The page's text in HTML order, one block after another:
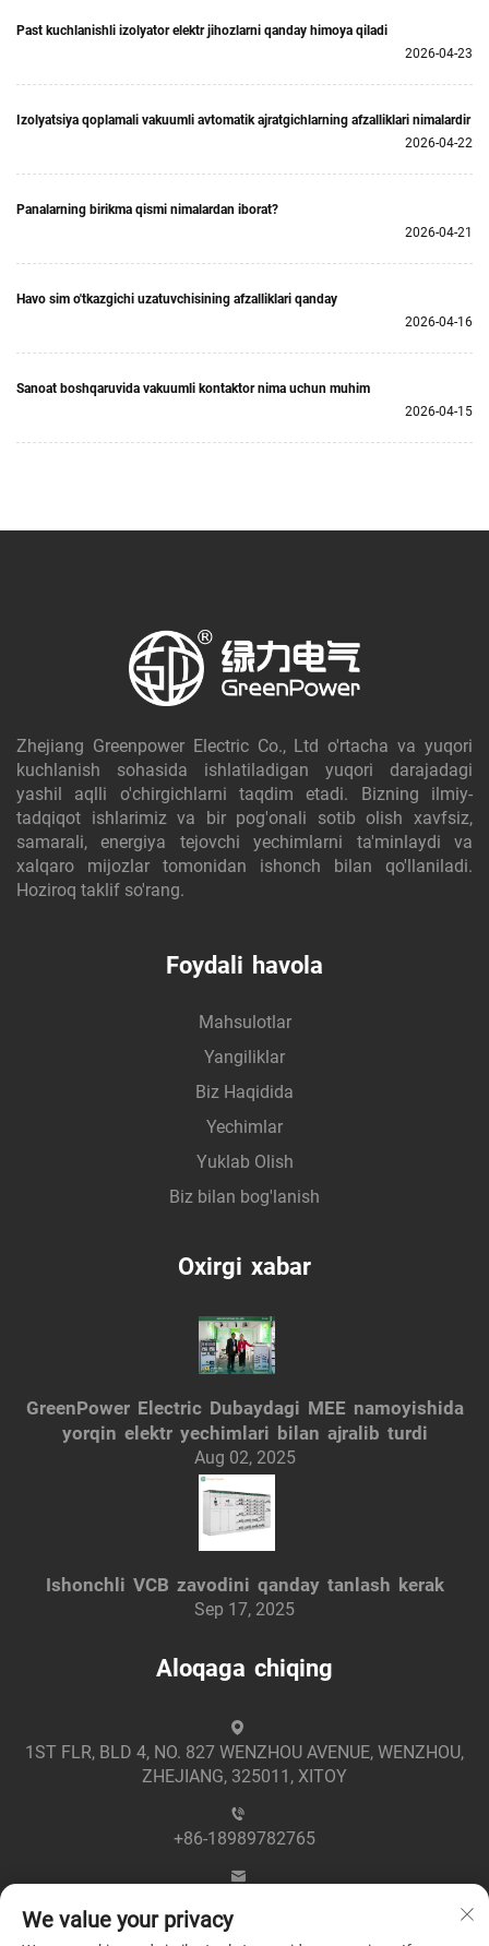
Past kuchlanishli izolyator elektr jihozlarni qanday himoya qiladi
2026-04-23
Izolyatsiya qoplamali vakuumli avtomatik ajratgichlarning afzalliklari nimalardir
2026-04-22
Panalarning birikma qismi nimalardan iborat?
2026-04-21
Havo sim o'tkazgichi uzatuvchisining afzalliklari qanday
2026-04-16
Sanoat boshqaruvida vakuumli kontaktor nima uchun muhim
2026-04-15
Zhejiang Greenpower Electric Co., Ltd o'rtacha va yuqori
kuchlanish sohasida ishlatiladigan yuqori darajadagi
yashil aqlli o'chirgichlarni taqdim etadi. Bizning ilmiy-
tadqiqot ishlarimiz va bir pog'onali sotib olish xavfsiz,
samarali, energiya tejovchi yechimlarni ta'minlaydi va
xalqaro mijozlar tomonidan ishonch bilan qo'llaniladi.
Hoziroq taklif so'rang.
Foydali havola
Mahsulotlar
Yangiliklar
Biz Haqidida
Yechimlar
Yuklab Olish
Biz bilan bog'lanish
Oxirgi xabar
GreenPower Electric Dubaydagi MEE namoyishida
yorqin elektr yechimlari bilan ajralib turdi
Aug 02, 2025
Ishonchli VCB zavodini qanday tanlash kerak
Sep 17, 2025
Aloqaga chiqing
1ST FLR, BLD 4, NO. 827 WENZHOU AVENUE, WENZHOU,
ZHEJIANG, 325011, XITOY
+86-18989782765
We value your privacy